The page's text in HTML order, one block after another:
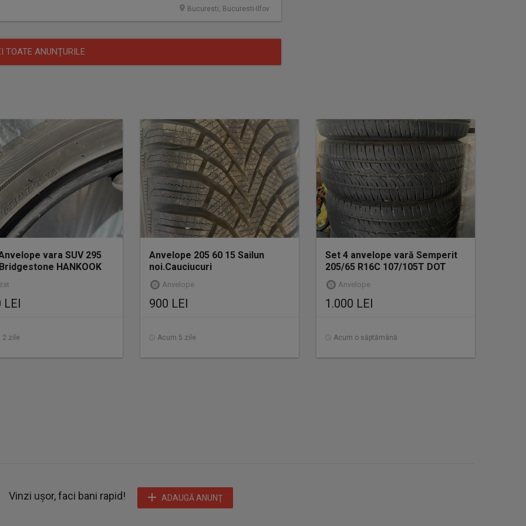
Bucuresti, Bucuresti-Ilfov
TOATE ANUNŢURILE
vara SUV 295
HANKOOK
LEI
2 zile
Anvelope 205 60 15 Sailun
noi.Cauciucuri
Anvelope
900 LEI
Acum 5 zile
Set 4 anvelope vară Semperit
205/65 R16C 107/105T DOT
2023
Anvelope
1.000 LEI
Acum o săptămână
Vinzi ușor, faci bani rapid! ADAUGĂ ANUNŢ